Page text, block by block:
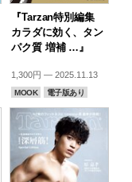
『Tarzan特別編集
カラダに効く、タン
パク質 増補 …』
1,300円 — 2025.11.13
MOOK 電子版あり